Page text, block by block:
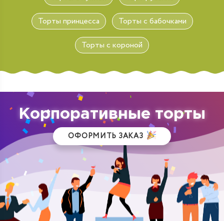
Торты принцесса Торты с бабочками
Торты с короной
Корпоративные торты
ОФОРМИТЬ ЗАКАЗ